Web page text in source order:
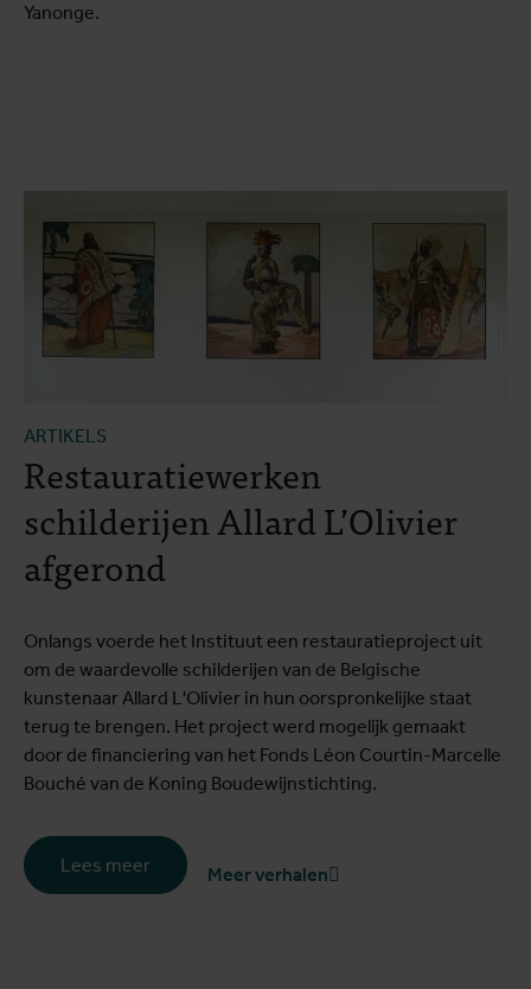
Yanonge.
ARTIKELS
Restauratiewerken
schilderijen Allard L’Olivier
afgerond
Onlangs voerde het Instituut een restauratieproject uit
om de waardevolle schilderijen van de Belgische
kunstenaar Allard L'Olivier in hun oorspronkelijke staat
terug te brengen. Het project werd mogelijk gemaakt
door de financiering van het Fonds Léon Courtin-Marcelle
Bouché van de Koning Boudewijnstichting.
Lees meer Meer verhalen